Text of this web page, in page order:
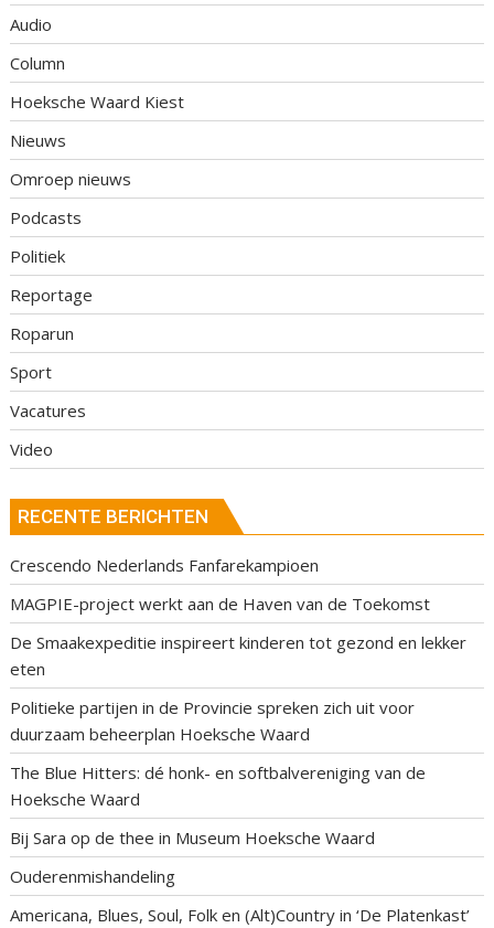
Audio
Column
Hoeksche Waard Kiest
Nieuws
Omroep nieuws
Podcasts
Politiek
Reportage
Roparun
Sport
Vacatures
Video
RECENTE BERICHTEN
Crescendo Nederlands Fanfarekampioen
MAGPIE-project werkt aan de Haven van de Toekomst
De Smaakexpeditie inspireert kinderen tot gezond en lekker
eten
Politieke partijen in de Provincie spreken zich uit voor
duurzaam beheerplan Hoeksche Waard
The Blue Hitters: dé honk- en softbalvereniging van de
Hoeksche Waard
Bij Sara op de thee in Museum Hoeksche Waard
Ouderenmishandeling
Americana, Blues, Soul, Folk en (Alt)Country in ‘De Platenkast’